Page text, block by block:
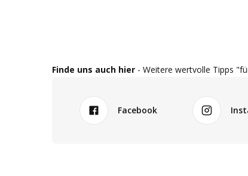
Finde uns auch hier - Weitere wertvolle Tipps
Facebook